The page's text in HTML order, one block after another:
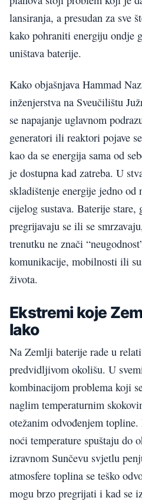
lansiranja, a presudan za sve
kako pohraniti energiju ondje
uništava baterije.
Kako objašnjava Hammad
inženjerstva na Sveučilištu
se napajanje uglavnom
generatori ili reaktori pojave
kao da se energija sama od
je dostupna kad zatreba. U
skladištenje energije jedno
cijelog sustava. Baterije stare,
pregrijavaju se ili se
trenutku ne znači
komunikacije, mobilnosti ili
života.
Ekstremi koje
lako
Na Zemlji baterije rade u
predvidljivom okolišu. U
kombinacijom problema koji
naglim temperaturnim
otežanim odvođenjem
noći temperature spuštaju do
izravnom Sunčevu svjetlu
atmosfere toplina se teško
mogu brzo pregrijati i kad se